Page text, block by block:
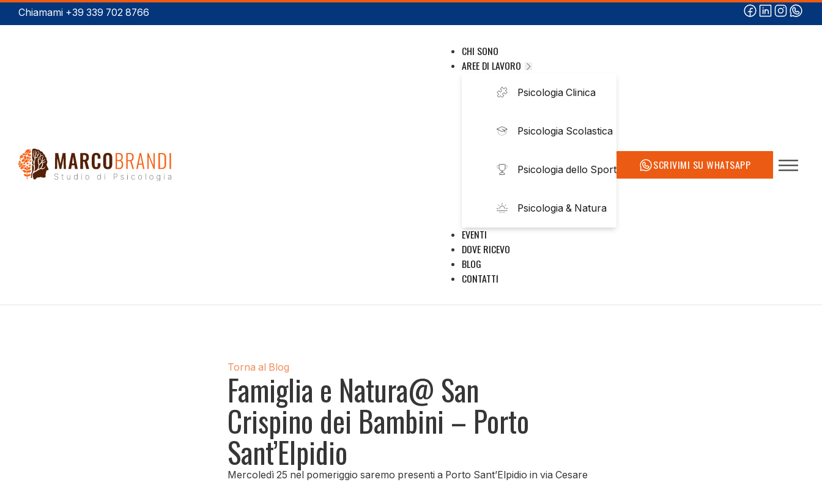
Chiamami +39 339 702 8766
CHI SONO
AREE DI LAVORO
Psicologia Clinica
Psicologia Scolastica
Psicologia dello Sport
Psicologia & Natura
EVENTI
DOVE RICEVO
BLOG
CONTATTI
SCRIVIMI SU WHATSAPP
Famiglia e Natura@ San
Crispino dei Bambini – Porto
Sant’Elpidio
Mercoledì 25 nel pomeriggio saremo presenti a Porto Sant’Elpidio in via Cesare
Torna al Blog